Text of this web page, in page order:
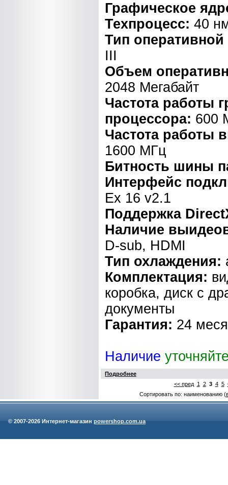
Графическое
Техпроцесс: 40
Тип
III
Объем
2048 Мегабайт
Частота работы
процессора: 600
Частота работы
1600 МГц
Битность шины
Интерфейс
Ex 16 v2.1
Поддержка
Наличие
D-sub, HDMI
Тип охлаждения:
Комплектация:
коробка, диск с
документы
Гарантия: 24
Наличие
Подробнее
<< пред
1 2 3 4 5
Сортировать по: наименованию (
© 2007-2026 Интернет-магазин powershop.com.ua